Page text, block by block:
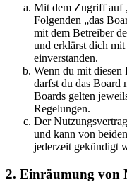
Mit dem Zugriff auf
Folgenden „das
mit dem Betreiber
und erklärst dich
einverstanden.
Wenn du mit diesen
darfst du das Board
Boards gelten
Regelungen.
Der
und kann von
jederzeit gekündigt
2. Einräumung von